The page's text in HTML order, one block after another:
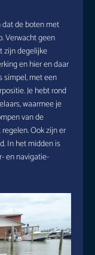
de boten met
Verwacht geen
zijn degelijke
en hier en daar
simpel, met een
Je hebt rond
waarmee je
van de
Ook zijn er
In het midden is
en navigatie-